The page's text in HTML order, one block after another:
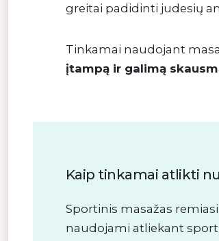
greitai padidinti judesių
Tinkamai naudojant
įtampą ir galimą
Kaip tinkamai atlikti
Sportinis masažas
naudojami atliekant